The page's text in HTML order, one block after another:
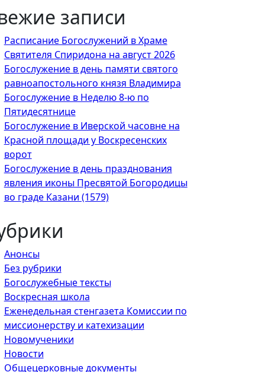
записи
Расписание Богослужений в Храме
Святителя Спиридона на август 2026
Богослужение в день памяти святого
равноапостольного князя Владимира
Богослужение в Неделю 8-ю по
Пятидесятнице
Богослужение в Иверской часовне на
Красной площади у Воскресенских
ворот
Богослужение в день празднования
явления иконы Пресвятой Богородицы
во граде Казани (1579)
Анонсы
Без рубрики
Богослужебные тексты
Воскресная школа
Еженедельная стенгазета Комиссии по
миссионерству и катехизации
Новомученики
Новости
Общецерковные документы